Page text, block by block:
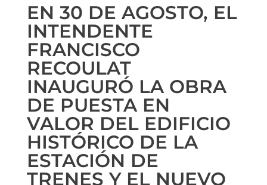
EN 30 DE AGOSTO, EL
INTENDENTE
FRANCISCO
RECOULAT
INAUGURÓ LA OBRA
DE PUESTA EN
VALOR DEL EDIFICIO
HISTÓRICO DE LA
ESTACIÓN DE
TRENES Y EL NUEVO